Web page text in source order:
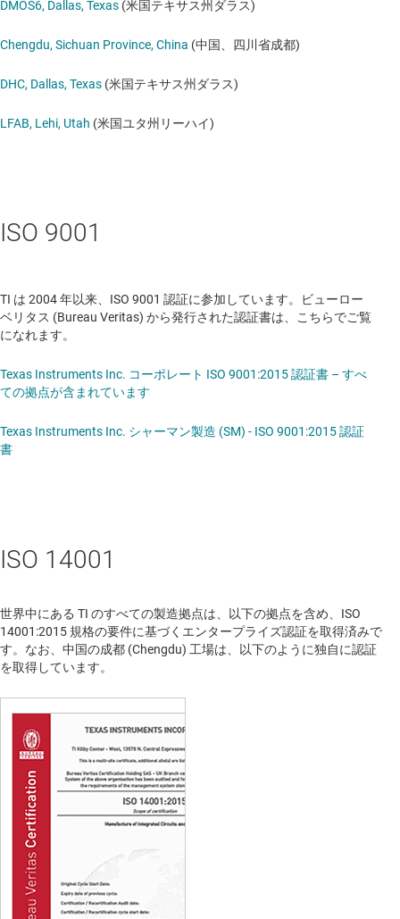
DMOS6, Dallas, Texas (米国テキサス州ダラス)
Chengdu, Sichuan Province, China (中国、四川省成都)
DHC, Dallas, Texas (米国テキサス州ダラス)
LFAB, Lehi, Utah (米国ユタ州リーハイ)
ISO 9001
TI は 2004 年以来、ISO 9001 認証に参加しています。ビューロー
ベリタス (Bureau Veritas) から発行された認証書は、こちらでご覧
になれます。
Texas Instruments Inc. コーポレート ISO 9001:2015 認証書 – すべ
ての拠点が含まれています
Texas Instruments Inc. シャーマン製造 (SM) - ISO 9001:2015 認証
書
ISO 14001
世界中にある TI のすべての製造拠点は、以下の拠点を含め、ISO
14001:2015 規格の要件に基づくエンタープライズ認証を取得済みで
す。なお、中国の成都 (Chengdu) 工場は、以下のように独自に認証
を取得しています。